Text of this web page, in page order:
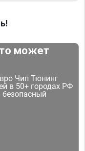
может
Чип Тюнинг
в 50+ городах РФ